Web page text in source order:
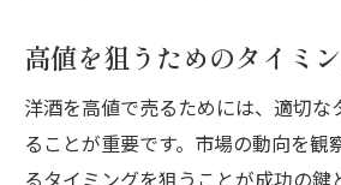
業者選びが価格に与える
適正価格を提示する業者
希少な洋酒を高値で手放すた
希少な洋酒の需要と供給
高値を狙うためのタイミ
洋酒を高値で売るためには、適切な
ることが重要です。市場の動向を観